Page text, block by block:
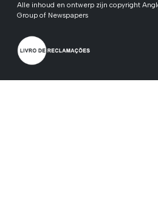
Alle inhoud en ontwerp zijn copyright
Group of Newspapers